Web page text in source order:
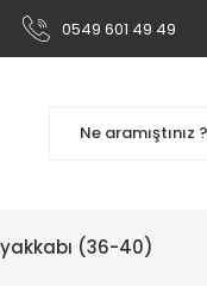
0549 601 49 49
(36-40)